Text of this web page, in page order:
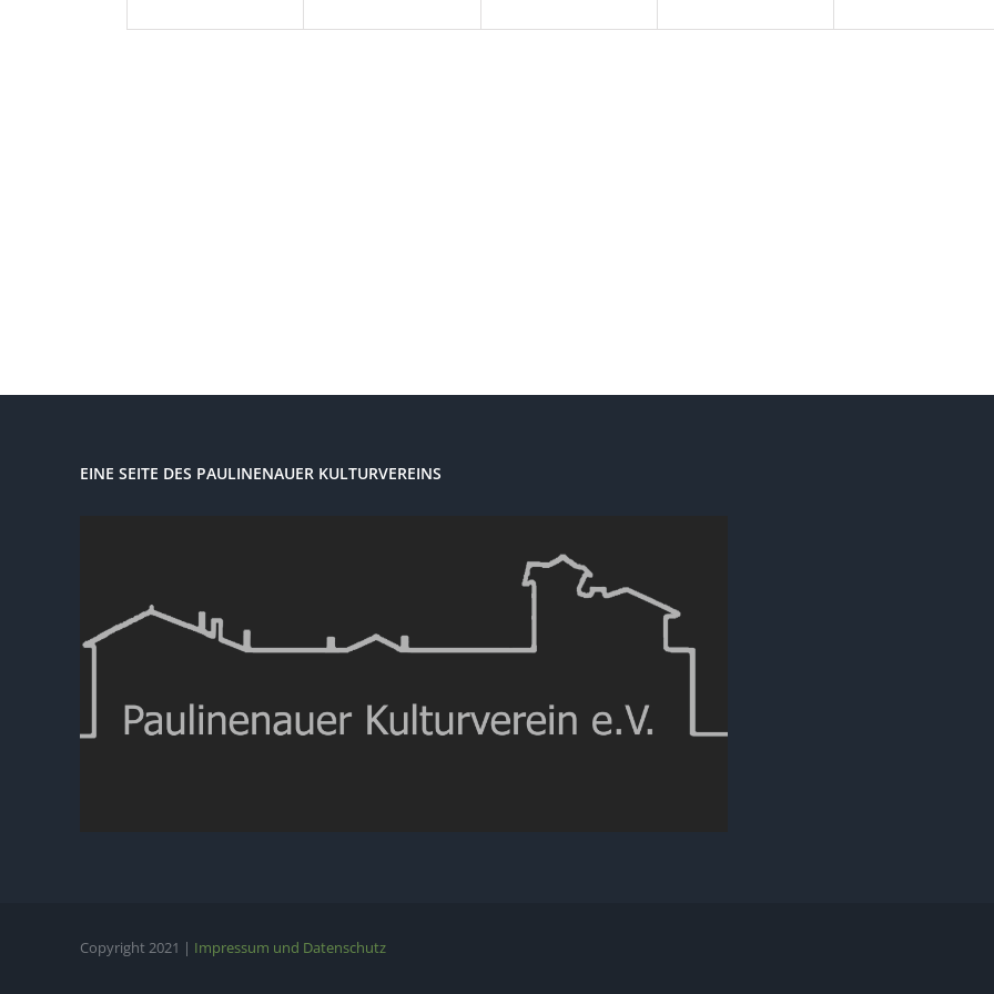
EINE SEITE DES PAULINENAUER KULTURVEREINS
Copyright 2021 | Impressum und Datenschutz